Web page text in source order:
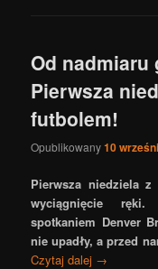
Od nadmiaru
Pierwsza
futbolem!
Opublikowany10
Pierwsza niedziela
wyciągnięcie ręki.
spotkaniem Denver
nie upadły, a przed
Czytaj dalej →